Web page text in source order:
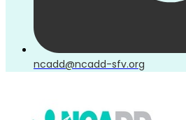
ncadd@ncadd-sfv.org